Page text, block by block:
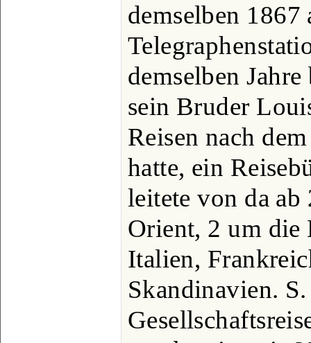
demselben 1867
demselben
sein Bruder
Reisen nach
hatte, ein
leitete von da ab
Orient, 2 um die
Italien,
Skandinavien.